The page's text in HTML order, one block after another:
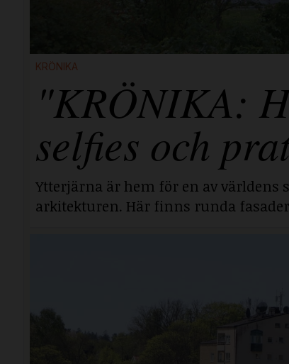
KRÖNIKA
"KRÖNIKA:
selfies och
Ytterjärna är hem för en av världens
arkitekturen. Här finns runda